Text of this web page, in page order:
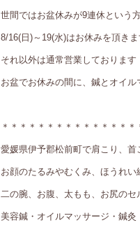
世間ではお盆休みが9連休という
8/16(日)～19(水)はお休みを頂きま
それ以外は通常営業しております
お盆でお休みの間に、鍼とオイ
＊＊＊＊＊＊＊＊＊＊＊＊＊＊
愛媛県伊予郡松前町で肩こり、首
お顔のたるみやむくみ、ほうれい
二の腕、お腹、太もも、お尻のセ
美容鍼・オイルマッサージ・鍼